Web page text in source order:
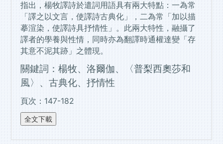
指出，楊牧譯詩於遣詞用語具有兩大特點：一為常
「譯之以文言，使譯詩古典化」，二為常「加以描
摹渲染，使譯詩具抒情性」。此兩大特性，融攝了
譯者的學養與性情，同時亦為翻譯時通權達變「存
其意不泥其跡」之體現。
關鍵詞：楊牧、洛爾伽、〈普梨西奧莎和
風〉、古典化、抒情性
頁次：147-182